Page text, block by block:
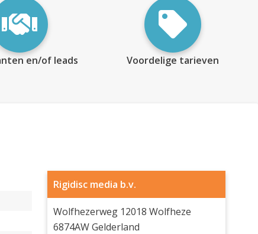
en/of leads Voordelige tarieven
Rigidisc media b.v.
Wolfhezerweg 12018 Wolfheze
6874AW Gelderland